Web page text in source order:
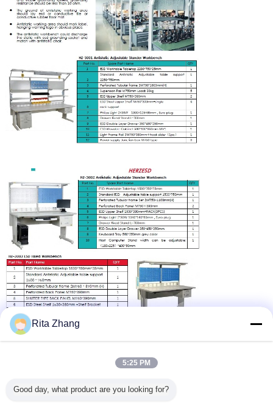
Rita Zhang
5:25 PM
Good day, what product are you looking for?